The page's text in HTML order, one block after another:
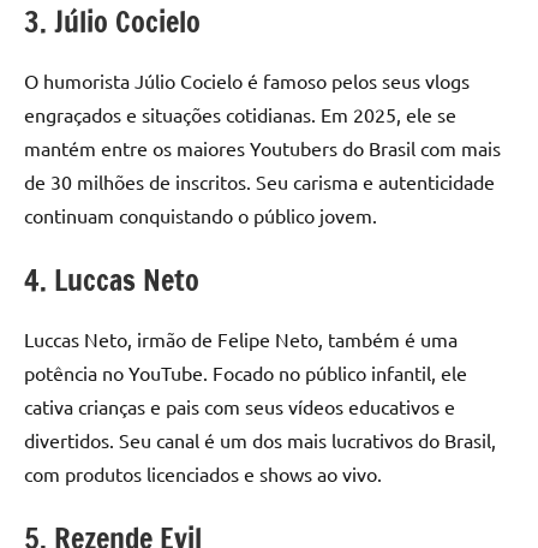
3. Júlio Cocielo
O humorista Júlio Cocielo é famoso pelos seus vlogs
engraçados e situações cotidianas. Em 2025, ele se
mantém entre os maiores Youtubers do Brasil com mais
de 30 milhões de inscritos. Seu carisma e autenticidade
continuam conquistando o público jovem.
4. Luccas Neto
Luccas Neto, irmão de Felipe Neto, também é uma
potência no YouTube. Focado no público infantil, ele
cativa crianças e pais com seus vídeos educativos e
divertidos. Seu canal é um dos mais lucrativos do Brasil,
com produtos licenciados e shows ao vivo.
5. Rezende Evil